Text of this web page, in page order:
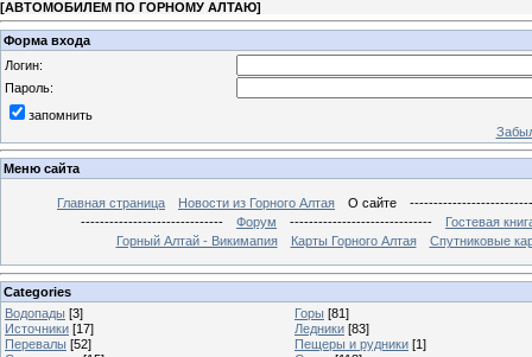
[АВТОМОБИЛЕМ ПО ГОРНОМУ АЛТАЮ]
Форма входа
Логин:
Пароль:
запомнить
Меню сайта
Главная страница Новости из Горного Алтая О сайте
------------------------------
Форум ------------------------------
Гостевая
Горный Алтай - Викимапия
Карты Горного Алтая Спутниковые
Categories
Водопады [3] Горы [81]
Источники [17] Ледники [83]
Перевалы [52] Пещеры и рудники [1]